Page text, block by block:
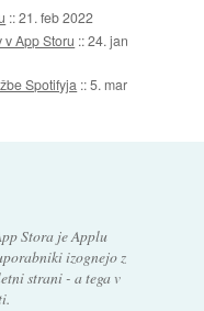
::21. feb 2022
App Storu ::24. jan
Spotifyja ::5. mar
Stora je Applu
izognejo z
strani - a tega v